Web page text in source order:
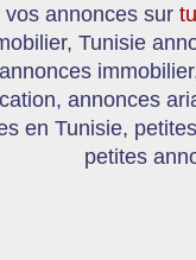
annonces sur
Tunisie
annonces
en Tunisie,
petites